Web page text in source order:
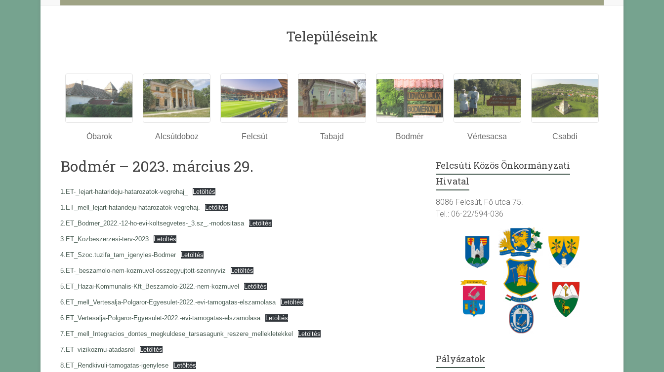
Településeink
Óbarok Alcsútdoboz Felcsút Tabajd Bodmér Vértesacsa Csabdi
Bodmér – 2023. március 29.
1.ET-_lejart-hatarideju-hatarozatok-vegrehaj_ Letöltés
1.ET_mell_lejart-hatarideju-hatarozatok-vegrehaj. Letöltés
2.ET_Bodmer_2022.-12-ho-evi-koltsegvetes-_3.sz_.-modositasa Letöltés
3.ET_Kozbeszerzesi-terv-2023 Letöltés
4.ET_Szoc.tuzifa_tam_igenyles-Bodmer Letöltés
5.ET-_beszamolo-nem-kozmuvel-osszegyujtott-szennyviz Letöltés
5.ET_Hazai-Kommunalis-Kft_Beszamolo-2022.-nem-kozmuvel Letöltés
6.ET_mell_Vertesalja-Polgaror-Egyesulet-2022.-evi-tamogatas-elszamolasa Letöltés
6.ET_Vertesalja-Polgaror-Egyesulet-2022.-evi-tamogatas-elszamolasa Letöltés
7.ET_mell_Integracios_dontes_megkuldese_tarsasagunk_reszere_mellekletekkel Letöltés
7.ET_vizikozmu-atadasrol Letöltés
8.ET_Rendkivuli-tamogatas-igenylese Letöltés
Felcsúti Közös Önkormányzati
Hivatal
8086 Felcsút, Fő utca 75.
Tel.: 06-22/594-036
Pályázatok